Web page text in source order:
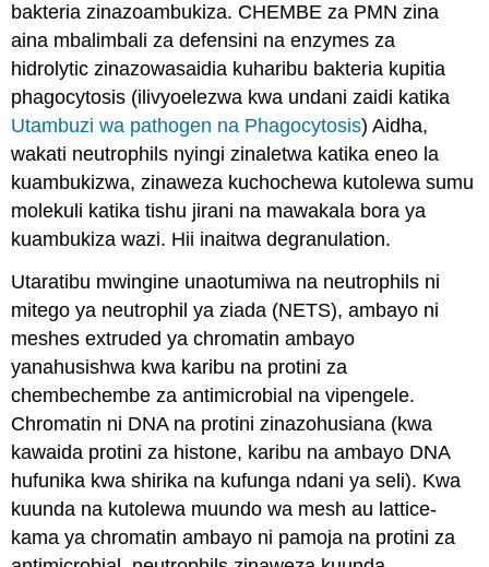
bakteria zinazoambukiza. CHEMBE za PMN zina
aina mbalimbali za defensini na enzymes za
hidrolytic zinazowasaidia kuharibu bakteria kupitia
phagocytosis (ilivyoelezwa kwa undani zaidi katika
Utambuzi wa pathogen na Phagocytosis) Aidha,
wakati neutrophils nyingi zinaletwa katika eneo la
kuambukizwa, zinaweza kuchochewa kutolewa sumu
molekuli katika tishu jirani na mawakala bora ya
kuambukiza wazi. Hii inaitwa degranulation.
Utaratibu mwingine unaotumiwa na neutrophils ni
mitego ya neutrophil ya ziada (NETS), ambayo ni
meshes extruded ya chromatin ambayo
yanahusishwa kwa karibu na protini za
chembechembe za antimicrobial na vipengele.
Chromatin ni DNA na protini zinazohusiana (kwa
kawaida protini za histone, karibu na ambayo DNA
hufunika kwa shirika na kufunga ndani ya seli). Kwa
kuunda na kutolewa muundo wa mesh au lattice-
kama ya chromatin ambayo ni pamoja na protini za